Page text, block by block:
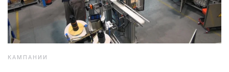
КАМПАНИИ